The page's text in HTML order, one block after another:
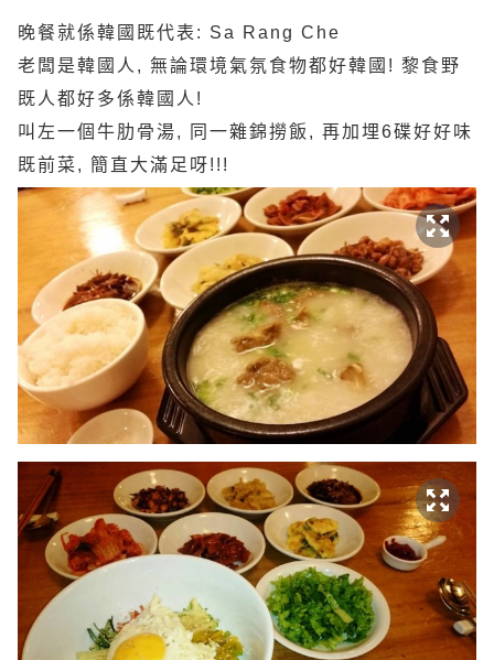
晚餐就係韓國既代表: Sa Rang Che
老闆是韓國人, 無論環境氣氛食物都好韓國! 黎食野
既人都好多係韓國人!
叫左一個牛肋骨湯, 同一雜錦撈飯, 再加埋6碟好好味
既前菜, 簡直大滿足呀!!!